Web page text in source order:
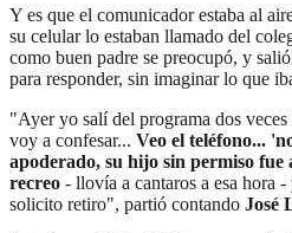
Y es que el comunicador estaba al
su celular lo estaban llamado del
como buen padre se preocupó, y
para responder, sin imaginar lo que
"Ayer yo salí del programa dos
voy a confesar... Veo el teléfono...
apoderado, su hijo sin permiso
recreo - llovía a cantaros a esa hora
solicito retiro", partió contando José